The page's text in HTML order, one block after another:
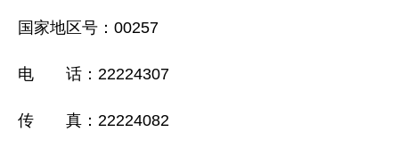
国家地区号：00257
电 话：22224307
传 真：22224082